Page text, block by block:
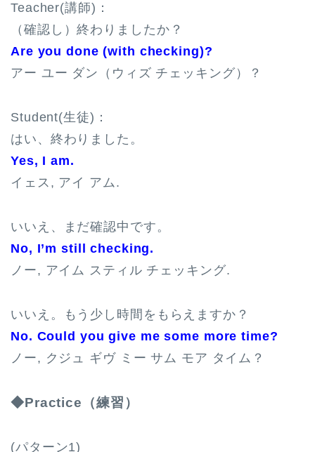
Teacher(講師)：
（確認し）終わりましたか？
Are you done (with checking)?
アー ユー ダン（ウィズ チェッキング）？
Student(生徒)：
はい、終わりました。
Yes, I am.
イェス, アイ アム.
いいえ、まだ確認中です。
No, I’m still checking.
ノー, アイム スティル チェッキング.
いいえ。もう少し時間をもらえますか？
No. Could you give me some more time?
ノー, クジュ ギヴ ミー サム モア タイム？
◆Practice（練習）
(パターン1)